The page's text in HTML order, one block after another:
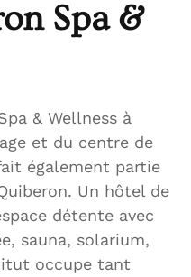
Spa &
& Wellness à
et du centre de
également partie
Un hôtel de
détente avec
sauna, solarium,
occupe tant